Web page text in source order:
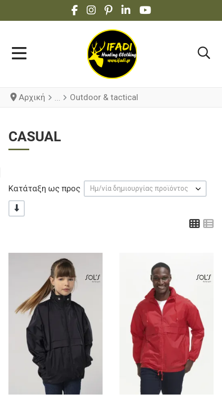
FACEBOOK SOCIAL LINK
INSTAGRAM SOCIAL LINK
PINTEREST SOCIAL LINK
LINKEDIN SOCIAL LINK
YOUTUBE SOCIAL
Αρχική Outdoor & tactical
CASUAL
Κατάταξη ως προς Ημ/νία δημιουργίας προϊόντος
-/+
Προσθήκη στα αγαπημένα
Προσθήκη για σύγκριση
Γρήγορη ματιά